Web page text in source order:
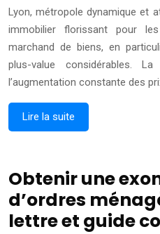
Lyon, métropole dynamique et
immobilier florissant pour
marchand de biens, en
plus-value considérables.
l’augmentation constante des
Lire la suite
Obtenir une
d’ordres
lettre et guide